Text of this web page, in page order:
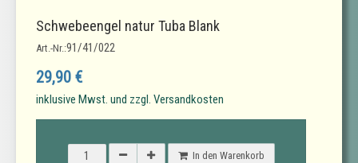
Schwebeengel natur Tuba Blank
Art.-Nr.:91/41/022
29,90 €
inklusive Mwst. und zzgl. Versandkosten
In den Warenkorb